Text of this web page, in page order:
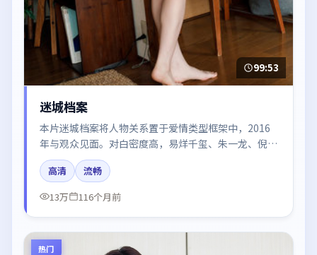
99:53
迷城档案
本片迷城档案将人物关系置于爱情类型框架中，2016
年与观众见面。对白密度高，易烊千玺、朱一龙、倪妮
的台词节奏值得关注；整体气质偏泰国都市与冷色调摄
影。
高清
流畅
13万
116个月前
热门